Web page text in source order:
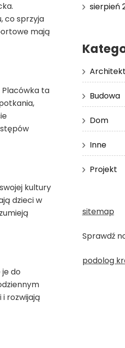
co sprzyja
mają
ta
kultury
dzieci w
do
rozwijają
sierpień
Budowa
Dom
Inne
Projekt
sitemap
Sprawdź
podolog